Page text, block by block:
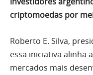
criptomoedas por
Roberto E. Silva,
essa iniciativa alinha
mercados mais